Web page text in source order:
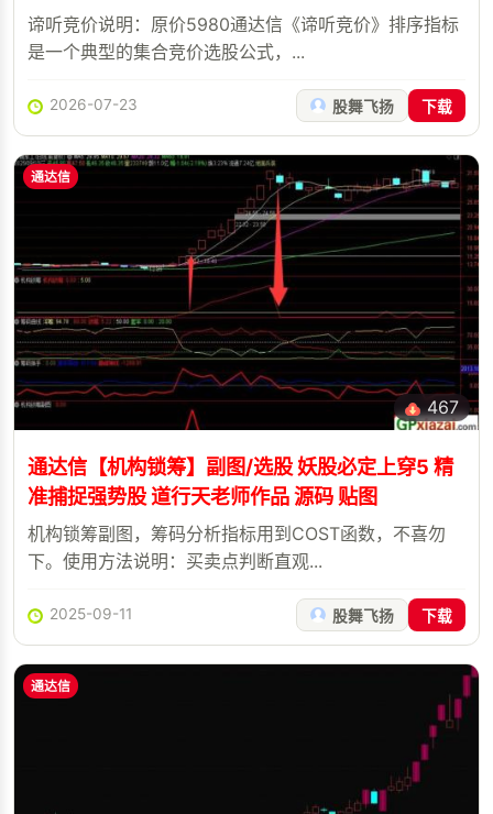
谛听竞价说明：原价5980通达信《谛听竞价》排序指标
是一个典型的集合竞价选股公式，...
2026-07-23 股舞飞扬 下载
通达信
467
通达信【机构锁筹】副图/选股 妖股必定上穿5 精
准捕捉强势股 道行天老师作品 源码 贴图
机构锁筹副图，筹码分析指标用到COST函数，不喜勿
下。使用方法说明：买卖点判断直观...
2025-09-11 股舞飞扬 下载
通达信